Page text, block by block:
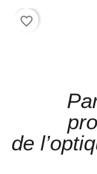
favorite_border
de